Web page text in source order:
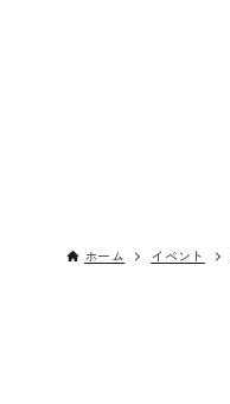
ホーム イベント